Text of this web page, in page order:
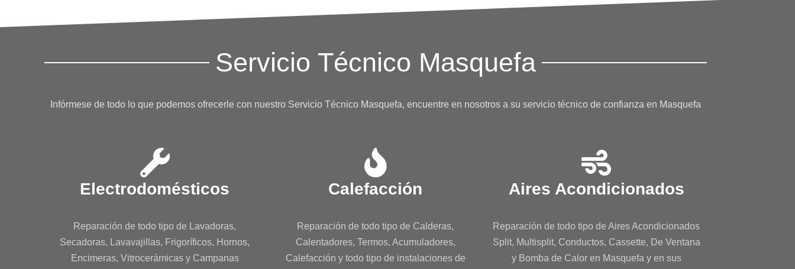
Servicio Técnico Masquefa
Infórmese de todo lo que podemos ofrecerle con nuestro Servicio Técnico Masquefa, encuentre en nosotros a su servicio técnico de confianza en Masquefa
Electrodomésticos
Reparación de todo tipo de Lavadoras,
Secadoras, Lavavajillas, Frigoríficos, Hornos,
Encimeras, Vitrocerámicas y Campanas
Calefacción
Reparación de todo tipo de Calderas,
Calentadores, Termos, Acumuladores,
Calefacción y todo tipo de instalaciones de
Aires Acondicionados
Reparación de todo tipo de Aires Acondicionados
Split, Multisplit, Conductos, Cassette, De Ventana
y Bomba de Calor en Masquefa y en sus